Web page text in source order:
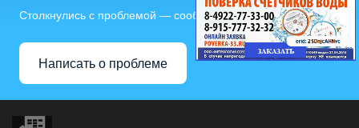
Столкнулись с проблемой — сообщите о ней!
Написать о проблеме